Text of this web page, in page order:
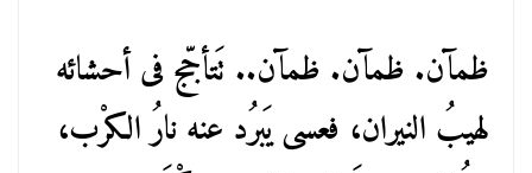
ظمآن. ظمآن. ظمآن.. تَتأجّج فى أحشائه
لهيبُ النيران، فعسى يَبرُد عنه نارُ الكرْب،